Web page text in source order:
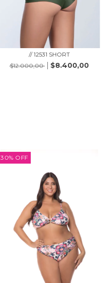
// 12531 SHORT
$12.000,00
$8.400,00
30% OFF